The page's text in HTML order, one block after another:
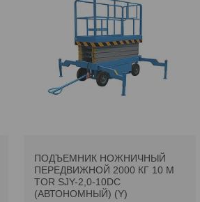
ПОДЪЕМНИК НОЖНИЧНЫЙ
ПЕРЕДВИЖНОЙ 2000 КГ 10 М
TOR SJY-2,0-10DC
(АВТОНОМНЫЙ) (Y)